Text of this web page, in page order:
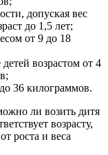
допуская вес
до 1,5 лет;
от 9 до 18
возрастом от 4
36 килограммов.
ли возить дитя
возрасту,
роста и веса